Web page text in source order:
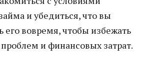
и убедиться, что вы
его вовремя, чтобы избежать
и финансовых затрат.